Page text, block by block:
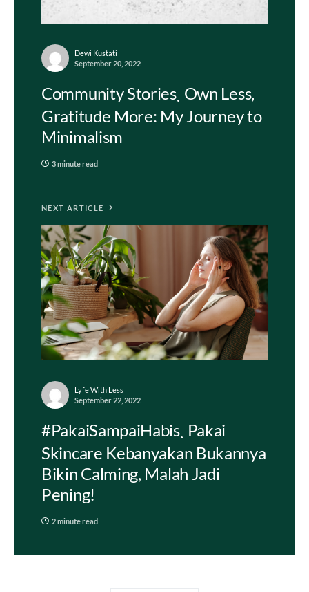
Dewi Kustati
September 20, 2022
Community Stories Own Less,
Gratitude More: My Journey to
Minimalism
3 minute read
NEXT ARTICLE
Lyfe With Less
September 22, 2022
#PakaiSampaiHabis Pakai
Skincare Kebanyakan Bukannya
Bikin Calming, Malah Jadi
Pening!
2 minute read